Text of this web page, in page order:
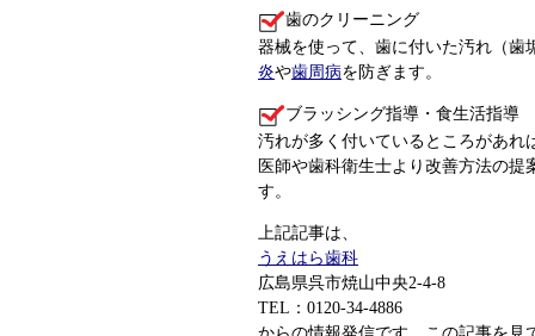
歯のクリーニング
器械を使って、歯に付いた汚れ（歯
炎や歯周病を防ぎます。
ブラッシング指導・食生活指導
汚れが多く付いているところがあれ
医師や歯科衛生士より改善方法の
す。
上記記事は、
うえはら歯科
広島県呉市焼山中央2-4-8
TEL：0120-34-4886